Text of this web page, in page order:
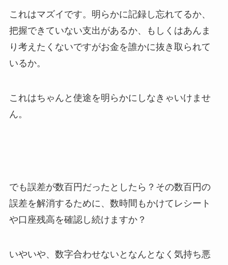
これはマズイです。明らかに記録し忘れてるか、
把握できていない支出があるか、もしくはあんま
り考えたくないですがお金を誰かに抜き取られて
いるか。
これはちゃんと使途を明らかにしなきゃいけませ
ん。
でも誤差が数百円だったとしたら？その数百円の
誤差を解消するために、数時間もかけてレシート
や口座残高を確認し続けますか？
いやいや、数字合わせないとなんとなく気持ち悪